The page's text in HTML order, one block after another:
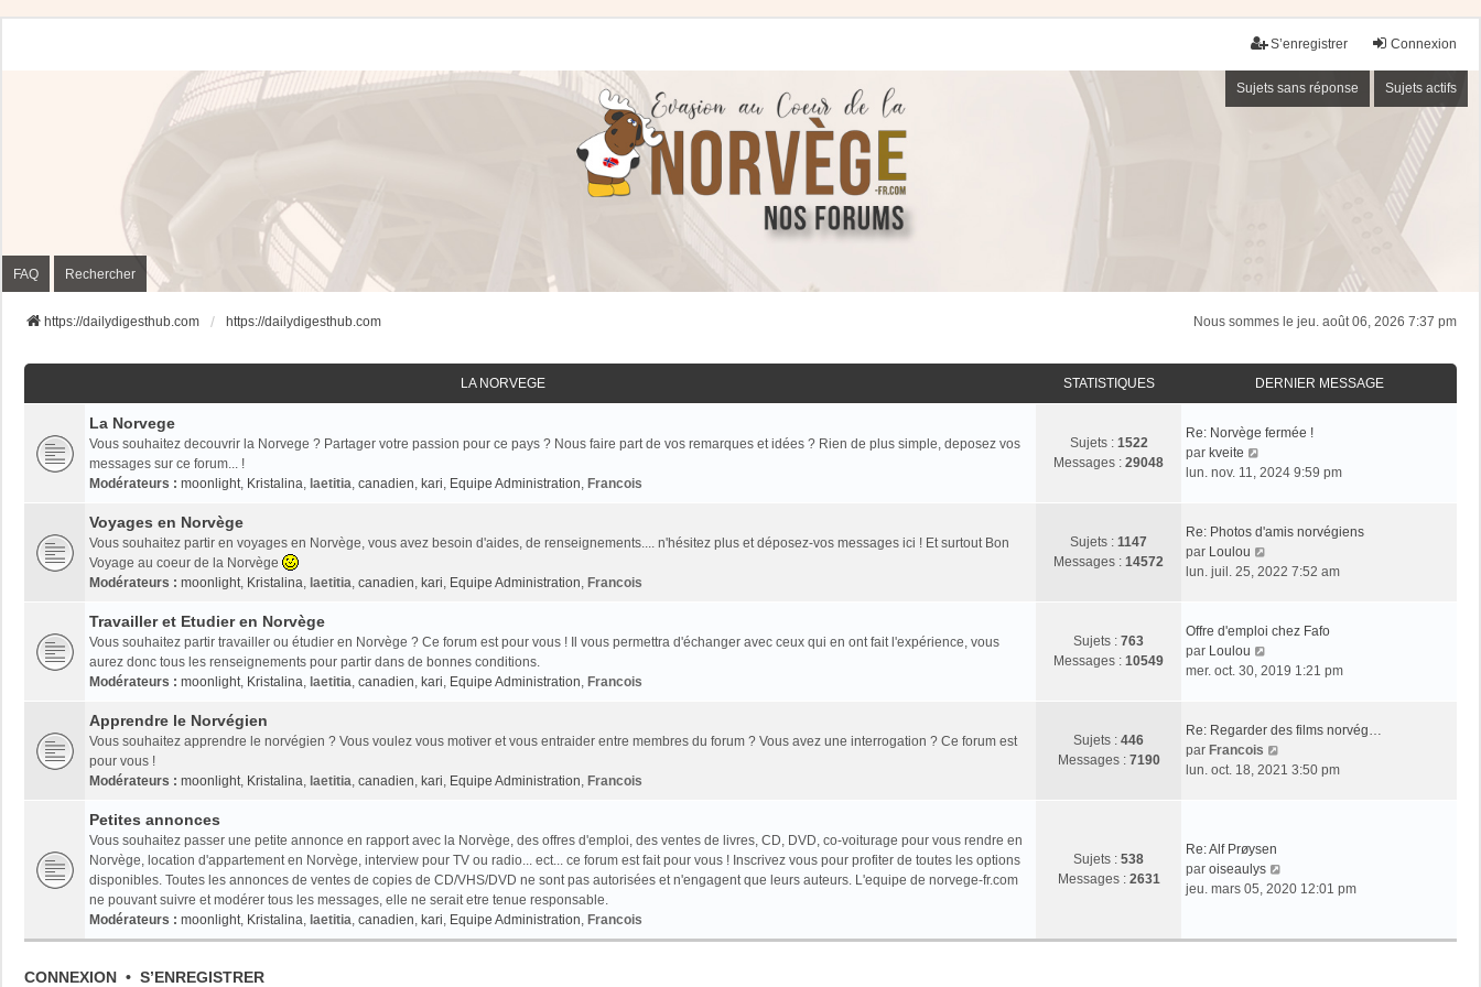
Connexion
S’enregistrer
Sujets sans réponse Sujets actifs
FAQ Rechercher
Nous sommes le jeu. août 06, 2026 7:37 pm
https://dailydigesthub.com https://dailydigesthub.com
LA NORVEGE STATISTIQUES DERNIER MESSAGE
La Norvege
Vous souhaitez decouvrir la Norvege ? Partager votre passion pour ce pays ? Nous faire part de vos remarques et idées ? Rien de plus simple, deposez vos
messages sur ce forum... !
Modérateurs : moonlight, Kristalina, laetitia, canadien, kari, Equipe Administration, Francois
Sujets : 1522
Messages : 29048
Re: Norvège fermée !
par kveite
o
l
e
d
n
i
e
e
s
s
lun. nov. 11, 2024 9:59 pm
Voyages en Norvège
Vous souhaitez partir en voyages en Norvège, vous avez besoin d'aides, de renseignements.... n'hésitez plus et déposez-vos messages ici ! Et surtout Bon
Voyage au coeur de la Norvège
Modérateurs : moonlight, Kristalina, laetitia, canadien, kari, Equipe Administration, Francois
Sujets : 1147
Messages : 14572
Re: Photos d'amis norvégiens
par Loulou
o
l
d
n
i
e
s
s
a
lun. juil. 25, 2022 7:52 am
Travailler et Etudier en Norvège
Vous souhaitez partir travailler ou étudier en Norvège ? Ce forum est pour vous ! Il vous permettra d'échanger avec ceux qui en ont fait l'expérience, vous
aurez donc tous les renseignements pour partir dans de bonnes conditions.
Modérateurs : moonlight, Kristalina, laetitia, canadien, kari, Equipe Administration, Francois
Sujets : 763
Messages : 10549
Offre d'emploi chez Fafo
par Loulou
o
l
e
d
i
e
r
mer. oct. 30, 2019 1:21 pm
Apprendre le Norvégien
Vous souhaitez apprendre le norvégien ? Vous voulez vous motiver et vous entraider entre membres du forum ? Vous avez une interrogation ? Ce forum est
pour vous !
Modérateurs : moonlight, Kristalina, laetitia, canadien, kari, Equipe Administration, Francois
Sujets : 446
Messages : 7190
Re: Regarder des films norvég…
par Francois
o
d
e
lun. oct. 18, 2021 3:50 pm
Petites annonces
Vous souhaitez passer une petite annonce en rapport avec la Norvège, des offres d'emploi, des ventes de livres, CD, DVD, co-voiturage pour vous rendre en
Norvège, location d'appartement en Norvège, interview pour TV ou radio... ect... ce forum est fait pour vous ! Inscrivez vous pour profiter de toutes les options
disponibles. Toutes les annonces de ventes de copies de CD/VHS/DVD ne sont pas autorisées et n'engagent que leurs auteurs. L'equipe de norvege-fr.com
ne pouvant suivre et modérer tous les messages, elle ne serait etre tenue responsable.
Modérateurs : moonlight, Kristalina, laetitia, canadien, kari, Equipe Administration, Francois
Sujets : 538
Messages : 2631
Re: Alf Prøysen
par oiseaulys
o
jeu. mars 05, 2020 12:01 pm
CONNEXION • S’ENREGISTRER